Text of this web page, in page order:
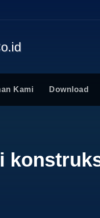
Kami Download